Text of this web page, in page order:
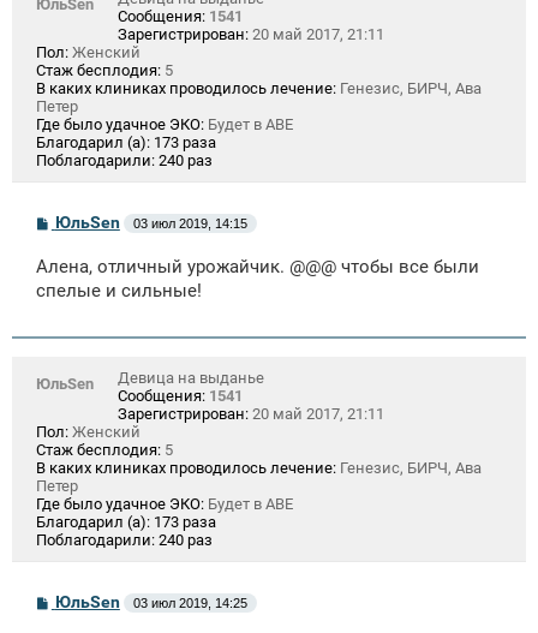
ЮльSen
Сообщения: 1541
Зарегистрирован: 20 май 2017, 21:11
Пол: Женский
Стаж бесплодия: 5
В каких клиниках проводилось лечение: Генезис, БИРЧ, Ава
Петер
Где было удачное ЭКО: Будет в АВЕ
Благодарил (а): 173 раза
Поблагодарили: 240 раз
С
о
б
щ
и
ЮльSen 03 июл 2019, 14:15
Алена, отличный урожайчик. @@@ чтобы все были
спелые и сильные!
ЮльSen
Девица на выданье
Сообщения: 1541
Зарегистрирован: 20 май 2017, 21:11
Пол: Женский
Стаж бесплодия: 5
В каких клиниках проводилось лечение: Генезис, БИРЧ, Ава
Петер
Где было удачное ЭКО: Будет в АВЕ
Благодарил (а): 173 раза
Поблагодарили: 240 раз
С
о
ЮльSen 03 июл 2019, 14:25